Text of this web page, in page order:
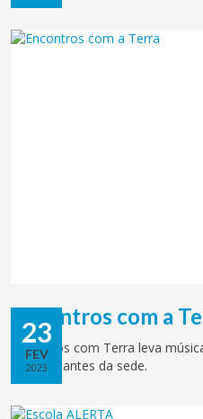
23
FEV
2023
Encontros com a
Encontros com Terra leva
mais distantes da sede.